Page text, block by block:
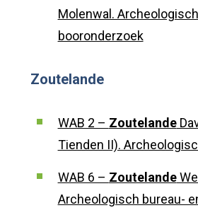
Molenwal.
booronderzoek
Zoutelande
WAB 2 – Zoutelande
Tienden II).
WAB 6 – Zoutelande
Archeologisch bureau-